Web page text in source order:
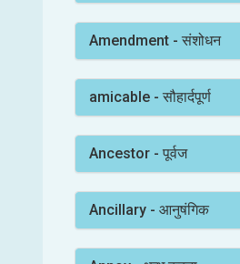
Amendment - संशोधन
amicable - सौहार्दपूर्ण
Ancestor - पूर्वज
Ancillary - आनुषंगिक